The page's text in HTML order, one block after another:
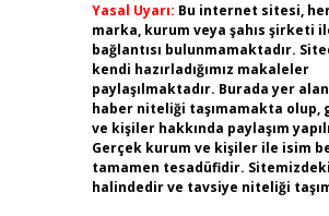
Yasal Uyarı: Bu internet sitesi,
marka, kurum veya şahıs şirketi
bağlantısı bulunmamaktadır.
kendi hazırladığımız makaleler
paylaşılmaktadır. Burada yer
haber niteliği taşımamakta olup,
ve kişiler hakkında paylaşım
Gerçek kurum ve kişiler ile isim
tamamen tesadüfidir.
halindedir ve tavsiye niteliği